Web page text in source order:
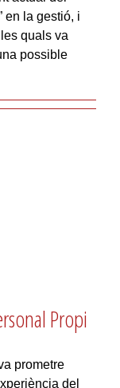
en la gestió, i
quals va
possible
Propi
prometre
del